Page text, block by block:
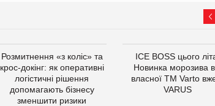
Розмитнення «з коліс» та
крос-докінг: як оперативні
логістичні рішення
допомагають бізнесу
зменшити ризики
ICE BOSS цього
Новинка морозива
власної ТМ Varto
VARUS